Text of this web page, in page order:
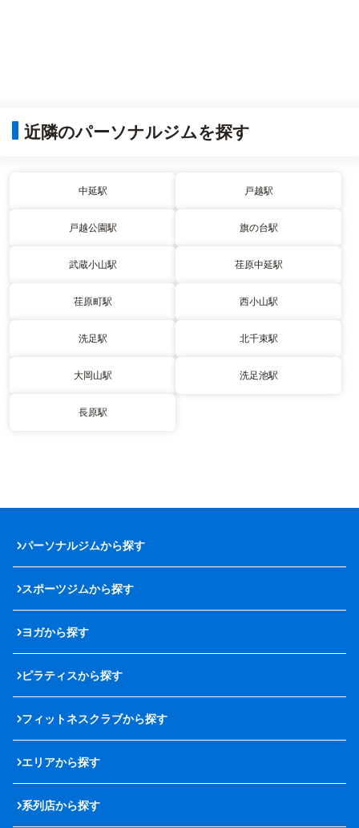
近隣のパーソナルジムを探す
中延駅 戸越駅
戸越公園駅 旗の台駅
武蔵小山駅 荏原中延駅
荏原町駅 西小山駅
洗足駅 北千束駅
大岡山駅 洗足池駅
長原駅
パーソナルジムから探す
スポーツジムから探す
ヨガから探す
ピラティスから探す
フィットネスクラブから探す
エリアから探す
系列店から探す